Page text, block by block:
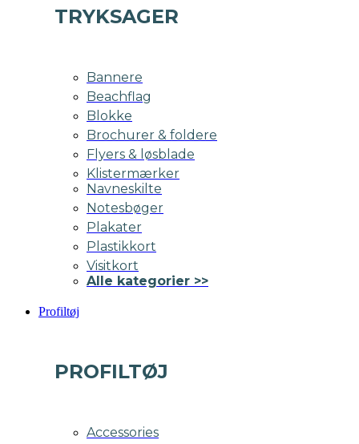
TRYKSAGER
Bannere
Beachflag
Blokke
Brochurer & foldere
Flyers & løsblade
Klistermærker
Navneskilte
Notesbøger
Plakater
Plastikkort
Visitkort
Alle kategorier >>
Profiltøj
PROFILTØJ
Accessories